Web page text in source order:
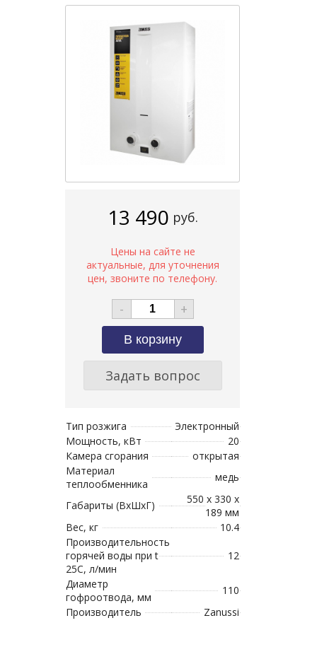
13 490 руб.
- +
Задать вопрос
Тип розжига
Электронный
Мощность, кВт
20
Камера сгорания
открытая
Материал
теплообменника
медь
Габариты (ВхШхГ)
550 x 330 x
189 мм
Вес, кг
10.4
Производительность
горячей воды при t
25C, л/мин
12
Диаметр
гофроотвода, мм
110
Производитель
Zanussi